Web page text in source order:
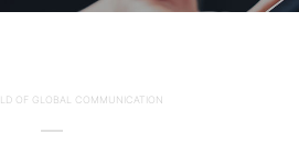
OF GLOBAL COMMUNICATION